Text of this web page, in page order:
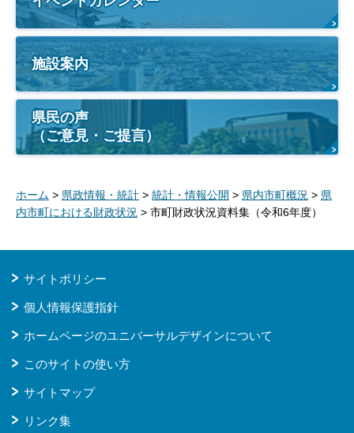
施設案内
県民の声
（ご意見・ご提言）
ホーム > 県政情報・統計 > 統計・情報公開 > 県内市町概況 > 県
内市町における財政状況 > 市町財政状況資料集（令和6年度）
サイトポリシー
個人情報保護指針
ホームページのユニバーサルデザインについて
このサイトの使い方
サイトマップ
リンク集